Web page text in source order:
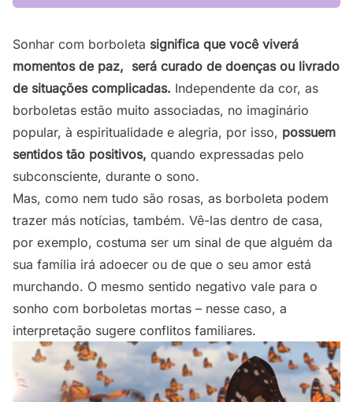
Sonhar com borboleta significa que você viverá
momentos de paz, será curado de doenças ou livrado
de situações complicadas. Independente da cor, as
borboletas estão muito associadas, no imaginário
popular, à espiritualidade e alegria, por isso, possuem
sentidos tão positivos, quando expressadas pelo
subconsciente, durante o sono.
Mas, como nem tudo são rosas, as borboleta podem
trazer más notícias, também. Vê-las dentro de casa,
por exemplo, costuma ser um sinal de que alguém da
sua família irá adoecer ou de que o seu amor está
murchando. O mesmo sentido negativo vale para o
sonho com borboletas mortas – nesse caso, a
interpretação sugere conflitos familiares.